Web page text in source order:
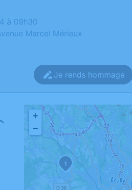
à 09h30
Marcel Mérieux
Je rends hommage
1
+
−